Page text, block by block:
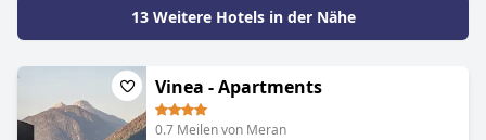
13 Weitere Hotels in der Nähe
Vinea - Apartments
0.7 Meilen von Meran